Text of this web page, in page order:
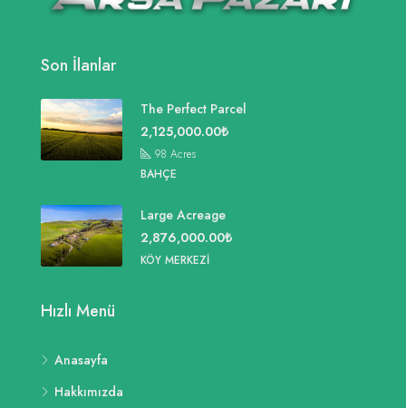
Son İlanlar
The Perfect Parcel
2,125,000.00₺
98 Acres
BAHÇE
Large Acreage
2,876,000.00₺
KÖY MERKEZI
Hızlı Menü
Anasayfa
Hakkımızda